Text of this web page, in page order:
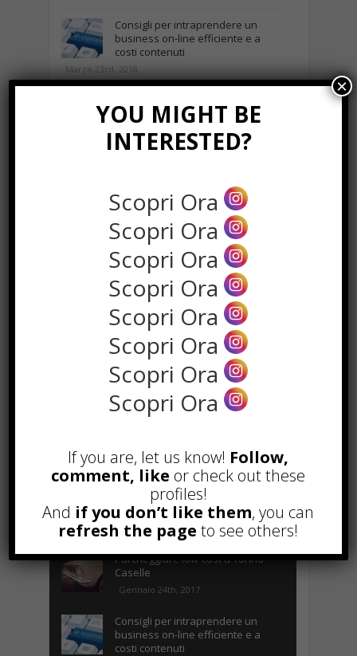
Consigli per intraprendere un
business on-line efficiente e a
costi contenuti
Marzo 23rd, 2018
NEWS IN UNA FOTO
POPOLARI
successo
Novembre 22nd, 2016
Comprare visite YouTube: i 5
vantaggi TOP!
Novembre 2nd, 2017
Parcheggiare low-cost a Torino
Caselle
Gennaio 24th, 2017
Consigli per intraprendere un
business on-line efficiente e a
costi contenuti
YOU MIGHT BE
INTERESTED?
Scopri Ora
Scopri Ora
Scopri Ora
Scopri Ora
Scopri Ora
Scopri Ora
Scopri Ora
Scopri Ora
If you are, let us know! Follow,
comment, like or check out these
profiles!
And if you don’t like them, you can
refresh the page to see others!
×